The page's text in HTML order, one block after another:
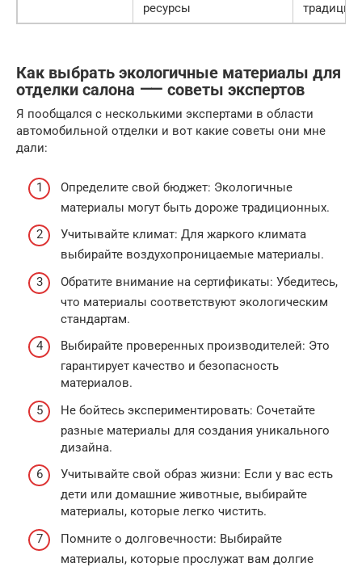
ресурсы
Как выбрать экологичные материалы для
отделки салона ⸺ советы экспертов
Я пообщался с несколькими экспертами в области
автомобильной отделки и вот какие советы они мне
дали:
Определите свой бюджет: Экологичные
материалы могут быть дороже традиционных.
Учитывайте климат: Для жаркого климата
выбирайте воздухопроницаемые материалы.
Обратите внимание на сертификаты: Убедитесь,
что материалы соответствуют экологическим
стандартам.
Выбирайте проверенных производителей: Это
гарантирует качество и безопасность
материалов.
Не бойтесь экспериментировать: Сочетайте
разные материалы для создания уникального
дизайна.
Учитывайте свой образ жизни: Если у вас есть
дети или домашние животные, выбирайте
материалы, которые легко чистить.
Помните о долговечности: Выбирайте
материалы, которые прослужат вам долгие